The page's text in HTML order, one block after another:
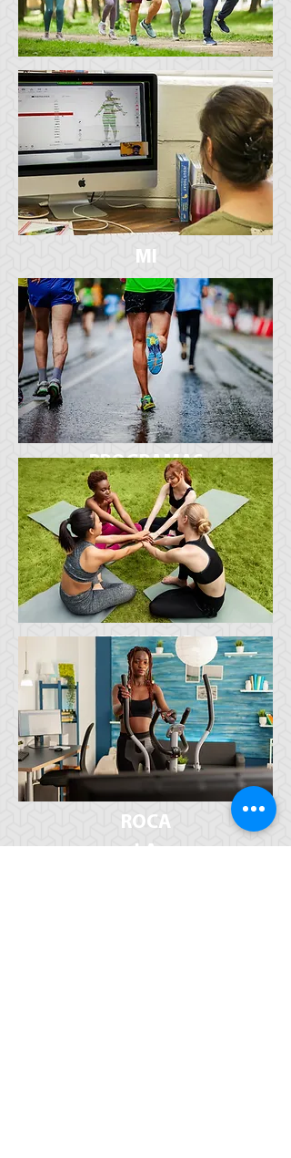
BIENESTAR
COMUNITARIO
MI
ESCANEO DE
BODEE
PROGRAMAS
CORPORATIVOS
BIENESTAR
DESAFÍOS
ROCA
LA